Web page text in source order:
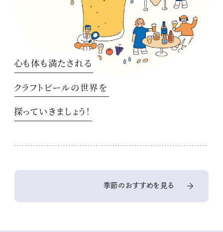
心も体も満たされる
クラフトビールの世界を
探っていきましょう！
季節のおすすめを見る